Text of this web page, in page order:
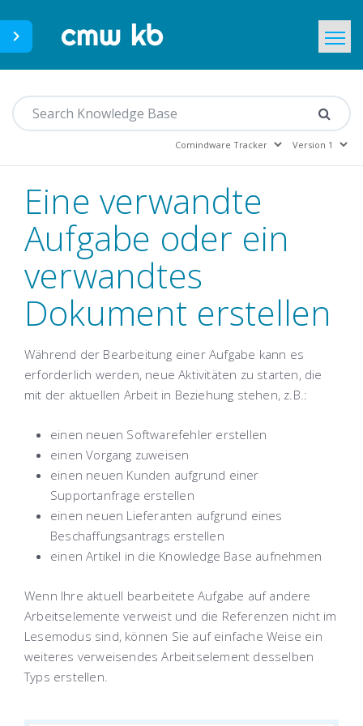
Eine verwandte
Aufgabe oder ein
verwandtes
Dokument erstellen
Während der Bearbeitung einer Aufgabe kann es
erforderlich werden, neue Aktivitäten zu starten, die
mit der aktuellen Arbeit in Beziehung stehen, z.B.:
einen neuen Softwarefehler erstellen
einen Vorgang zuweisen
einen neuen Kunden aufgrund einer
Supportanfrage erstellen
einen neuen Lieferanten aufgrund eines
Beschaffungsantrags erstellen
einen Artikel in die Knowledge Base aufnehmen
Wenn Ihre aktuell bearbeitete Aufgabe auf andere
Arbeitselemente verweist und die Referenzen nicht im
Lesemodus sind, können Sie auf einfache Weise ein
weiteres verweisendes Arbeitselement desselben
Typs erstellen.